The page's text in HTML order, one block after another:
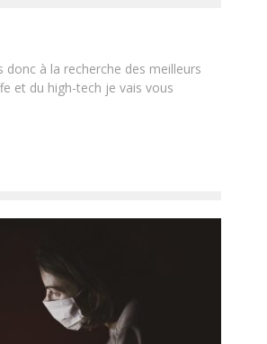
à la recherche des meilleurs
et du high-tech je vais vous